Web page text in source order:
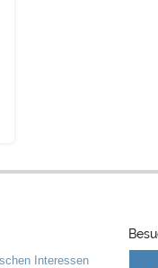
Interessen